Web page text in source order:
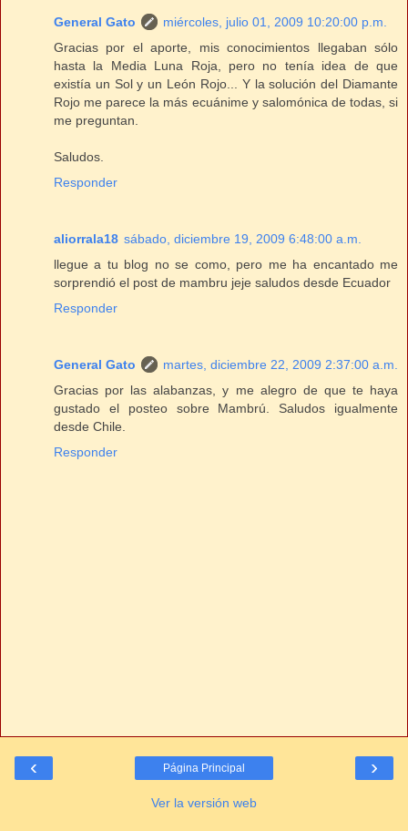
General Gato
miércoles, julio 01, 2009 10:20:00 p.m.
Gracias por el aporte, mis conocimientos llegaban sólo
hasta la Media Luna Roja, pero no tenía idea de que
existía un Sol y un León Rojo... Y la solución del Diamante
Rojo me parece la más ecuánime y salomónica de todas, si
me preguntan.
Saludos.
Responder
aliorrala18 sábado, diciembre 19, 2009 6:48:00 a.m.
llegue a tu blog no se como, pero me ha encantado me
sorprendió el post de mambru jeje saludos desde Ecuador
Responder
General Gato
martes, diciembre 22, 2009 2:37:00 a.m.
Gracias por las alabanzas, y me alegro de que te haya
gustado el posteo sobre Mambrú. Saludos igualmente
desde Chile.
Responder
‹ ›
Página Principal
Ver la versión web